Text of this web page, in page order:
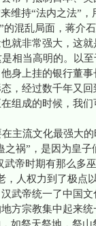
维持“法内之法”，
的混乱局面，蒋介
就非常强大，这就
相当高明的。以
身上挂的银行董事
，经过数千年又回
组成的时候，我们
主流文化最强大的
之祸”，是因为皇子
帝时期有那么多
，人权力到了极点
武帝统一了中国文
方宗教集中起来